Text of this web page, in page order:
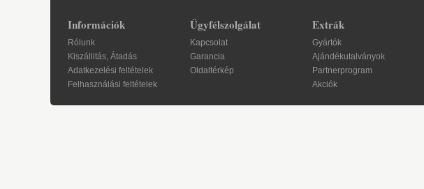
Információk
Rólunk
Kiszállitás, Átadás
Adatkezelési feltételek
Felhasználási feltételek
Ügyfélszolgálat
Kapcsolat
Garancia
Oldaltérkép
Extrák
Gyártók
Ajándékutalványok
Partnerprogram
Akciók